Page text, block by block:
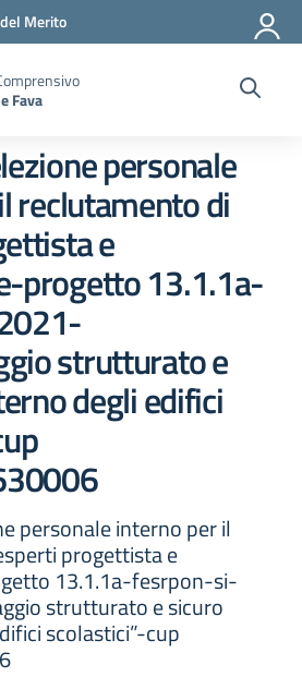
Merito
Fava
personale
reclutamento di
e
progetto 13.1.1a-
strutturato e
degli edifici
personale interno per il
progettista e
13.1.1a-fesrpon-si-
strutturato e sicuro
scolastici”-cup